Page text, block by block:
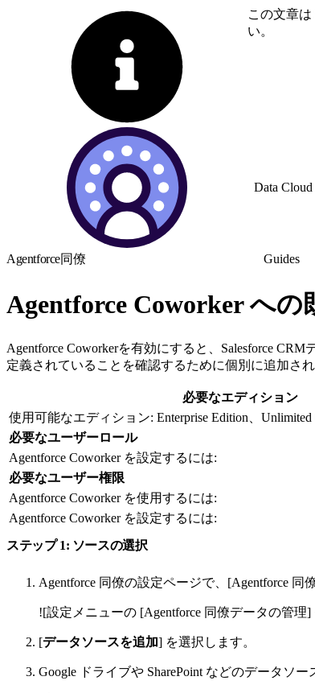
この文章
い。
Data Cloud
Agentforce同僚 Guides
Agentforce Coworker へ
Agentforce Coworkerを有効にすると、Salesforce
定義されていることを確認するために個別に追加され
必要なエディション
使用可能なエディション: Enterprise Edition、Unlimited
必要なユーザーロール
Agentforce Coworker を設定するには:
必要なユーザー権限
Agentforce Coworker を使用するには:
Agentforce Coworker を設定するには:
ステップ 1: ソースの選択
Agentforce 同僚の設定ページで、[Agentforce 同
![設定メニューの [Agentforce 同僚データの管理]
[データソースを追加] を選択します。
Google ドライブや SharePoint などのデータソ